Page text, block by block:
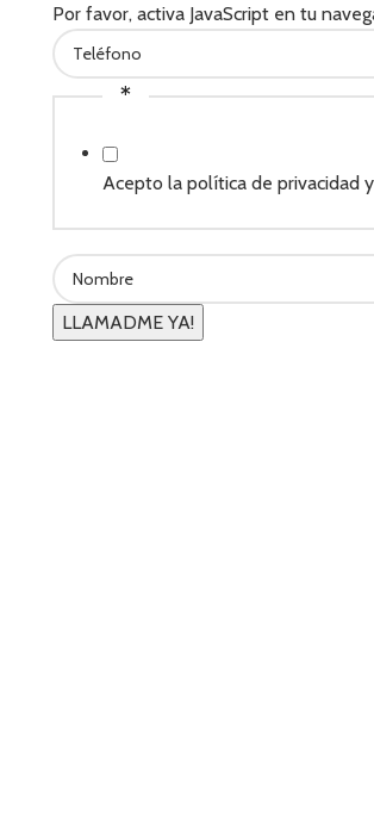
Por favor, activa JavaScript en tu
*
Acepto la política de privacidad
LLAMADME YA!